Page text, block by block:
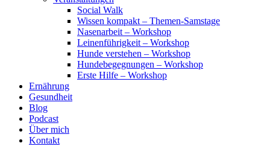
Social Walk
Wissen kompakt – Themen-Samstage
Nasenarbeit – Workshop
Leinenführigkeit – Workshop
Hunde verstehen – Workshop
Hundebegegnungen – Workshop
Erste Hilfe – Workshop
Ernährung
Gesundheit
Blog
Podcast
Über mich
Kontakt